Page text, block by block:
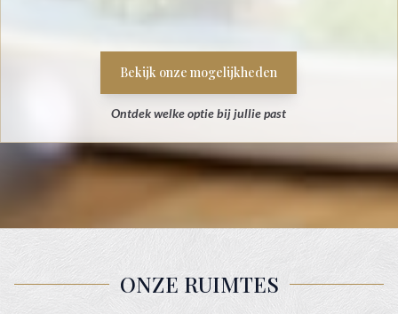
Bekijk onze mogelijkheden
Ontdek welke optie bij jullie past
ONZE RUIMTES